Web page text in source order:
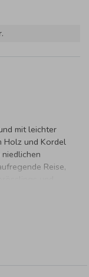
mit leichter
Holz und Kordel
Reise,